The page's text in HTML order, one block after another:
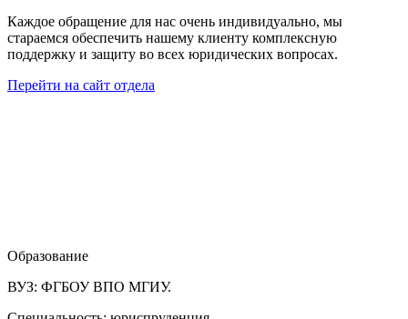
Каждое обращение для нас очень индивидуально, мы
стараемся обеспечить нашему клиенту комплексную
поддержку и защиту во всех юридических вопросах.
Перейти на сайт отдела
Образование
ВУЗ: ФГБОУ ВПО МГИУ.